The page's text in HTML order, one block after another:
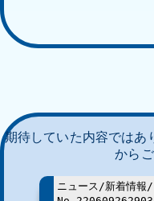
期待していた内容では
から